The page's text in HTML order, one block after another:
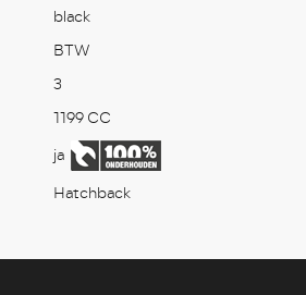
black
BTW
3
1199 CC
ja
Hatchback